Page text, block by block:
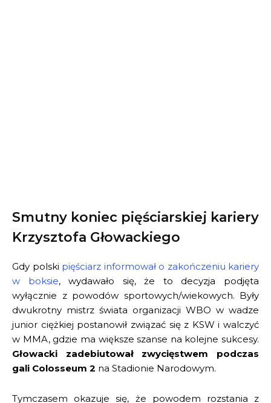
Smutny koniec pięściarskiej kariery
Krzysztofa Głowackiego
Gdy polski pięściarz informował o zakończeniu kariery
w boksie, wydawało się, że to decyzja podjęta
wyłącznie z powodów sportowych/wiekowych. Były
dwukrotny mistrz świata organizacji WBO w wadze
junior ciężkiej postanowił związać się z KSW i walczyć
w MMA, gdzie ma większe szanse na kolejne sukcesy.
Głowacki zadebiutował zwycięstwem podczas
gali Colosseum 2 na Stadionie Narodowym.
Tymczasem okazuje się, że powodem rozstania z